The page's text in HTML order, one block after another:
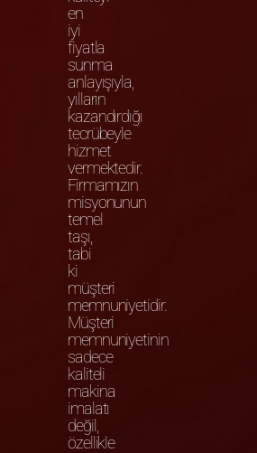
en
iyi
fiyatla
sunma
anlayışıyla,
yılların
kazandırdığı
tecrübeyle
hizmet
vermektedir.
Firmamızın
misyonunun
temel
taşı,
tabi
ki
müşteri
memnuniyetidir.
Müşteri
memnuniyetinin
sadece
kaliteli
makina
imalatı
değil,
özellikle